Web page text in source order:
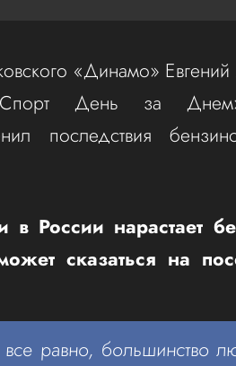
«Динамо» Евгений
День за
последствия
России нарастает
сказаться на
равно, большинство